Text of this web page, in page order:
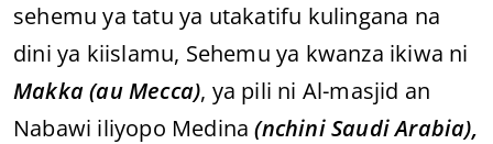
sehemu ya tatu ya utakatifu kulingana na
dini ya kiislamu, Sehemu ya kwanza ikiwa ni
Makka (au Mecca), ya pili ni Al-masjid an
Nabawi iliyopo Medina(nchini Saudi Arabia),